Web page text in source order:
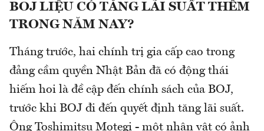
BOJ LIỆU CÓ TĂNG LÃI SUẤT THÊM
TRONG NĂM NAY?
Tháng trước, hai chính trị gia cấp cao trong
đảng cầm quyền Nhật Bản đã có động thái
hiếm hoi là đề cập đến chính sách của BOJ,
trước khi BOJ đi đến quyết định tăng lãi suất.
Ông Toshimitsu Motegi - một nhân vật có ảnh